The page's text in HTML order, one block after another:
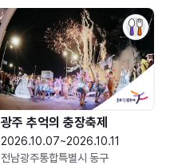
광주 추억의 충장축제
2026.10.07~2026.10.11
전남광주통합특별시 동구